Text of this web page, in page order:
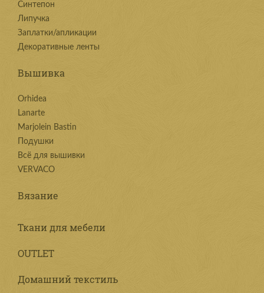
Синтепон
Липучка
Заплатки/апликации
Декоративные ленты
Вышивка
Orhidea
Lanarte
Marjolein Bastin
Подушки
Всё для вышивки
VERVACO
Вязание
Ткани для мебели
OUTLET
Домашний текстиль